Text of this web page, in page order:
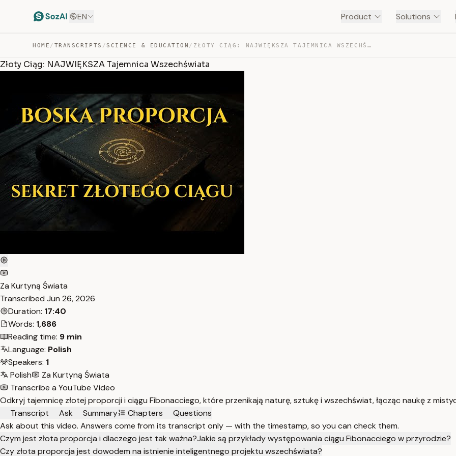
EN Product Solutions
HOME / TRANSCRIPTS /SCIENCE & EDUCATION / ZŁOTY CIĄG: NAJWIĘKSZA TAJEMNICA WSZECHŚWIATA — TRANSCRIPT
Złoty Ciąg: NAJWIĘKSZA Tajemnica Wszechświata
Za Kurtyną Świata
Transcribed Jun 26, 2026
Duration: 17:40
Words: 1,686
Reading time: 9 min
Language: Polish
Speakers: 1
Polish
Za Kurtyną Świata
Transcribe a YouTube Video
Odkryj tajemnicę złotej proporcji i ciągu Fibonacciego, które przenikają naturę, sztukę i wszechświat, łącząc naukę z
Transcript
Ask Summary Chapters
Questions
Ask about this video. Answers come from its transcript only — with the timestamp, so you can check them.
Czym jest złota proporcja i dlaczego jest tak ważna?Jakie są przykłady występowania ciągu Fibonacciego w przyrodzie?
Czy złota proporcja jest dowodem na istnienie inteligentnego projektu wszechświata?